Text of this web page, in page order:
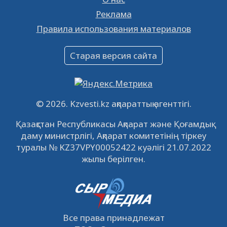
16.12.2022 61055
Объявление
09.12.2022
Свободные рабочие места
встречу с инвесторами в Кызылорде 22
ноября
21.11.2022 14951 0
© 2026. Kzvesti.kz ақпараттық агенттігі.
Қазақстан Республикасы Ақпарат және Қоғамдық
даму министрлігі, Ақпарат комитетінің тіркеу
туралы № KZ37VPY00052422 куәлігі 21.07.2022
жылы берілген.
Все права принадлежат
Реклама
Правила использования материалов
Старая версия сайта